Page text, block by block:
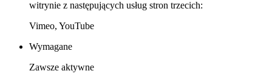
witrynie z następujących usług stron trzecich:
Vimeo, YouTube
Wymagane
Zawsze aktywne